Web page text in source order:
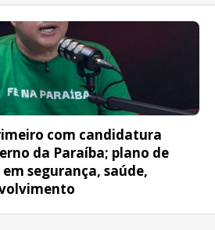
com candidatura
da Paraíba; plano de
segurança, saúde,